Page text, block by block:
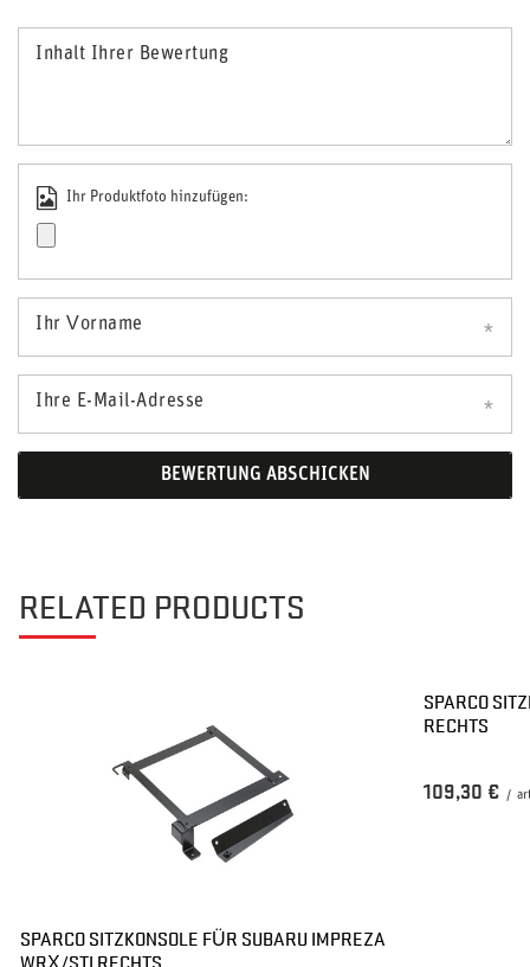
Inhalt Ihrer Bewertung
Ihr Produktfoto hinzufügen:
Ihr Vorname
Ihre E-Mail-Adresse
BEWERTUNG ABSCHICKEN
RELATED PRODUCTS
SPARCO SITZKONSOLE FÜR SUBARU IMPREZA
SPARCO
RECHTS
109,30 € /